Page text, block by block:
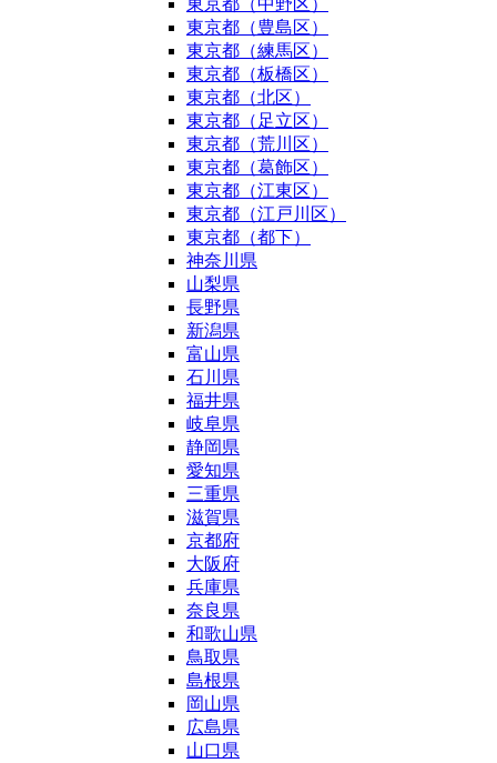
東京都（中野区）
東京都（豊島区）
東京都（練馬区）
東京都（板橋区）
東京都（北区）
東京都（足立区）
東京都（荒川区）
東京都（葛飾区）
東京都（江東区）
東京都（江戸川区）
東京都（都下）
神奈川県
山梨県
長野県
新潟県
富山県
石川県
福井県
岐阜県
静岡県
愛知県
三重県
滋賀県
京都府
大阪府
兵庫県
奈良県
和歌山県
鳥取県
島根県
岡山県
広島県
山口県